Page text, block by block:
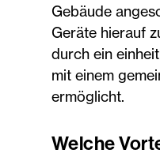
Gebäude
Geräte hierauf
durch ein
mit einem
ermöglicht.
Welche